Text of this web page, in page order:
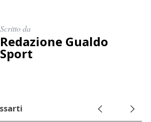
Scritto da
Redazione Gualdo
Sport